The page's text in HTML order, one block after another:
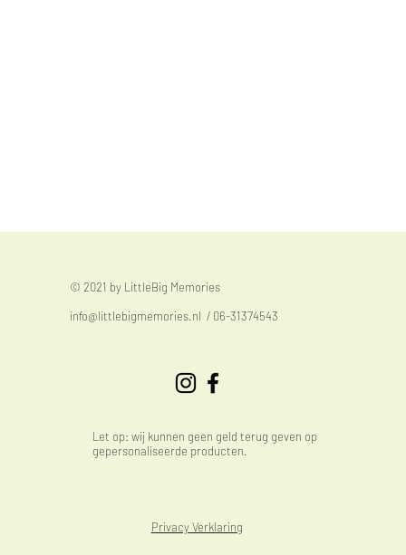
© 2021 by LittleBig Memories
info@littlebigmemories.nl / 06-31374543
Let op: wij kunnen geen geld terug geven op
gepersonaliseerde producten.
Privacy Verklaring